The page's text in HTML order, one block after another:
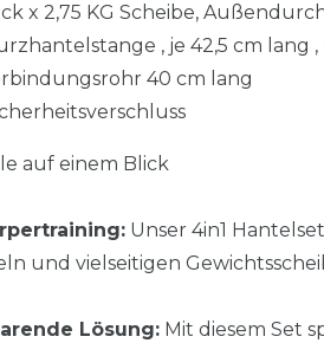
x 2,75 KG Scheibe,
, je 42,5 cm lang
40 cm lang
auf einem Blick
Unser 4in1
und vielseitigen
Lösung: Mit diesem Set